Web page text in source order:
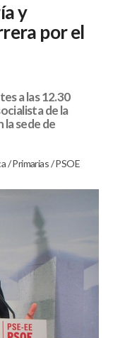
y
por el
a las 12.30
de la
la sede de
/Primarias/PSOE